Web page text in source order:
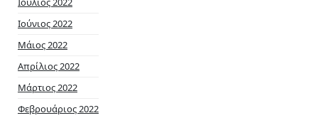
Ιούνιος 2022
Μάιος 2022
Απρίλιος 2022
Μάρτιος 2022
Φεβρουάριος 2022